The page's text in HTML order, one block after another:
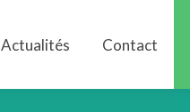
Actualités Contact